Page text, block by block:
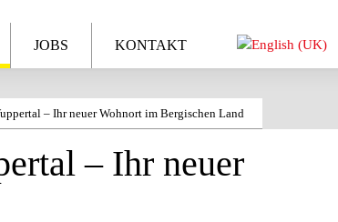
JOBS KONTAKT
– Ihr neuer Wohnort im Bergischen Land
– Ihr neuer